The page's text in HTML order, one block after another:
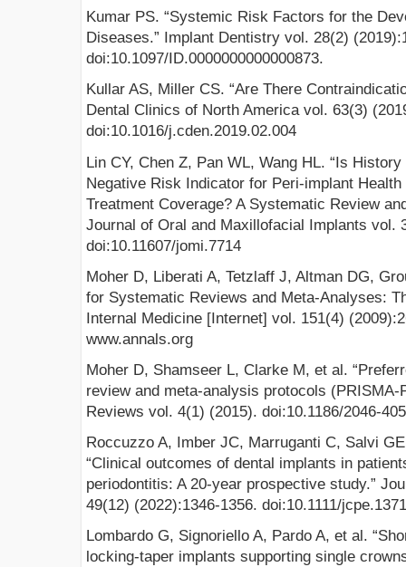
Kumar PS. “Systemic Risk Factors for the
Diseases.” Implant Dentistry vol. 28(2)
doi:10.1097/ID.0000000000000873.
Kullar AS, Miller CS. “Are There
Dental Clinics of North America vol. 63(3)
doi:10.1016/j.cden.2019.02.004
Lin CY, Chen Z, Pan WL, Wang HL. “Is
Negative Risk Indicator for Peri-implant
Treatment Coverage? A Systematic Review
Journal of Oral and Maxillofacial Implants vol.
doi:10.11607/jomi.7714
Moher D, Liberati A, Tetzlaff J, Altman DG,
for Systematic Reviews and Meta-Analyses:
Internal Medicine [Internet] vol. 151(4)
www.annals.org
Moher D, Shamseer L, Clarke M, et al.
review and meta-analysis protocols
Reviews vol. 4(1) (2015). doi:10.1186/2046-
Roccuzzo A, Imber JC, Marruganti C, Salvi
“Clinical outcomes of dental implants in
periodontitis: A 20-year prospective study.”
49(12) (2022):1346-1356. doi:10.1111/
Lombardo G, Signoriello A, Pardo A, et al.
locking-taper implants supporting single